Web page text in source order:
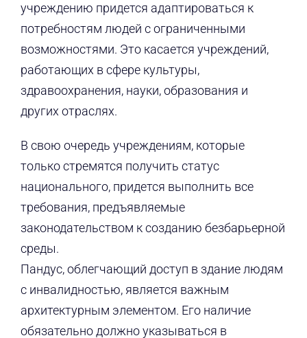
учреждению придется адаптироваться к
потребностям людей с ограниченными
возможностями. Это касается учреждений,
работающих в сфере культуры,
здравоохранения, науки, образования и
других отраслях.
В свою очередь учреждениям, которые
только стремятся получить статус
национального, придется выполнить все
требования, предъявляемые
законодательством к созданию безбарьерной
среды.
Пандус, облегчающий доступ в здание людям
с инвалидностью, является важным
архитектурным элементом. Его наличие
обязательно должно указываться в